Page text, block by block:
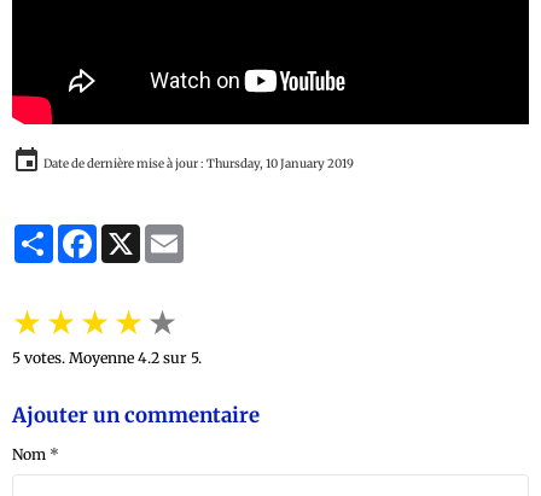
Date de dernière mise à jour : Thursday, 10 January 2019
PartagerFacebook
X
★★★★★
5 votes. Moyenne 4.2 sur 5.
Ajouter un commentaire
Nom